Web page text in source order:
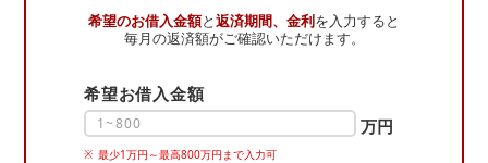
希望のお借入金額と返済期間、金利を入力すると
毎月の返済額がご確認いただけます。
希望お借入金額
万円
最少1万円～最高800万円まで入力可